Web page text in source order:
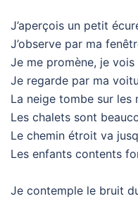
J’aperçois un petit
J’observe par ma
Je me promène, je vois
Je regarde par ma
La neige tombe sur les
Les chalets sont
Le chemin étroit va
Les enfants contents
Je contemple le bruit